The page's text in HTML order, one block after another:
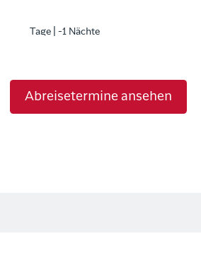
Tage | -1 Nächte
Abreisetermine ansehen